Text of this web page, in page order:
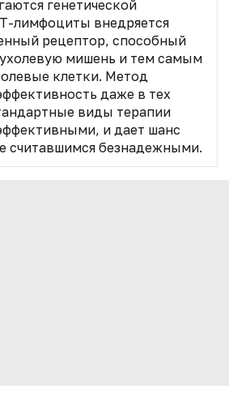
генетической
лимфоциты внедряется
рецептор, способный
мишень и тем самым
клетки. Метод
даже в тех
виды терапии
и дает шанс
считавшимся безнадежными.